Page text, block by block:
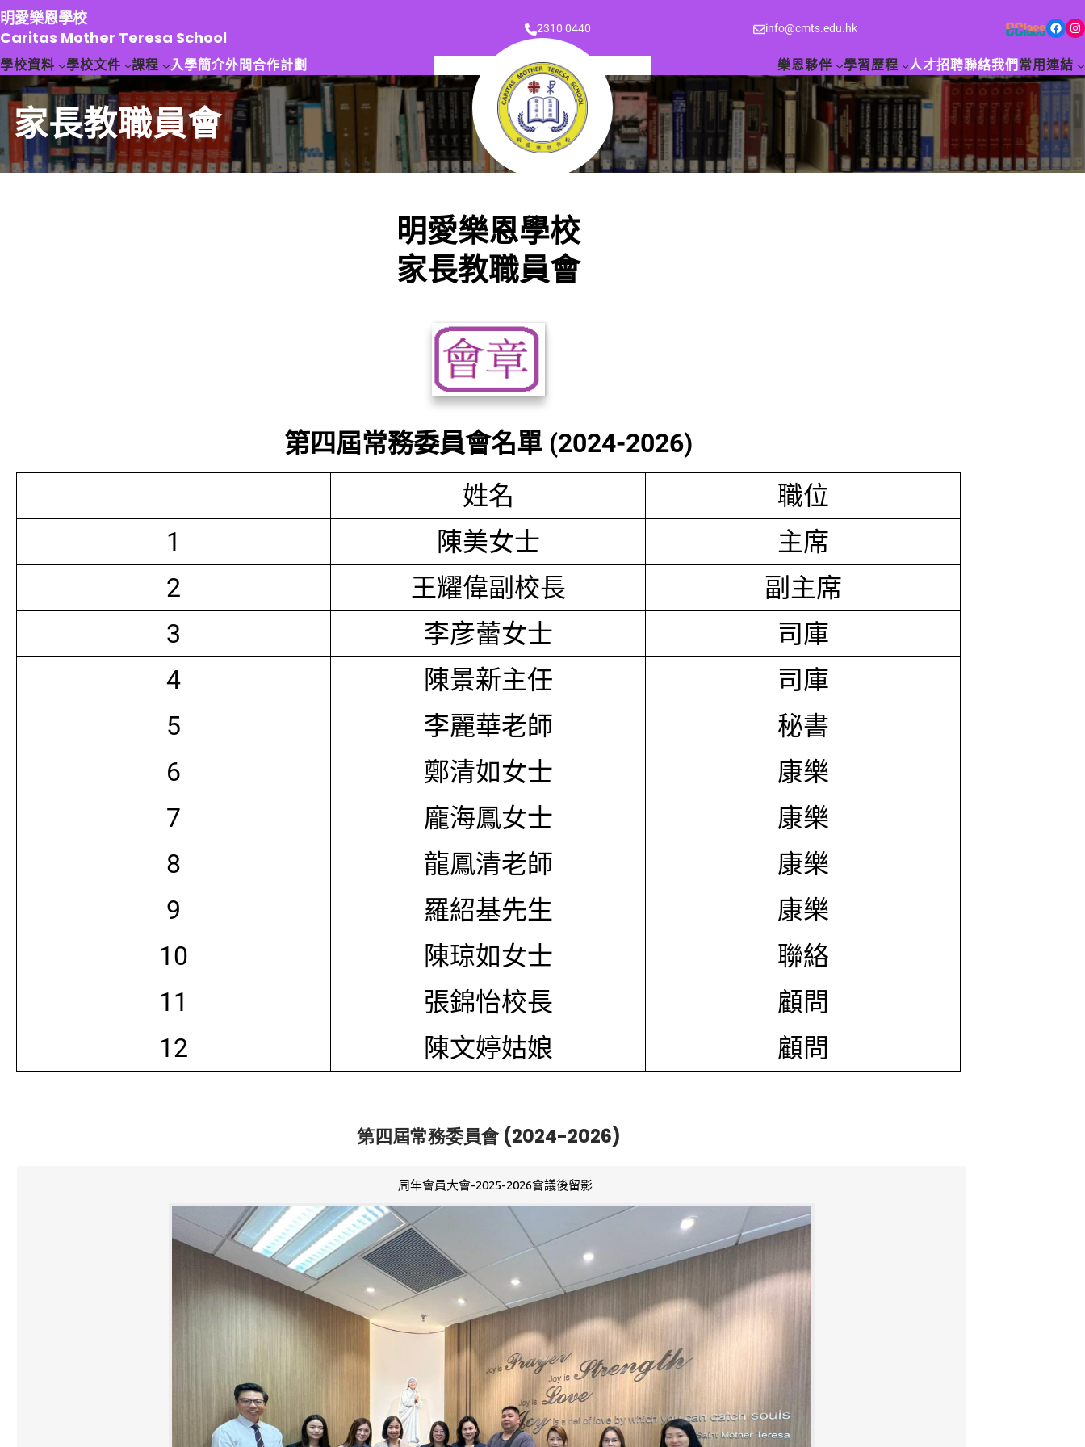
跳
至
主
要
容
明愛樂恩學校
Caritas Mother Teresa School
2310 0440 info@cmts.edu.hk Facebook Instagram
學校資料 學校文件 課程 入學簡介外間合作計劃 樂恩夥伴 學習歷程 人才招聘聯絡我們 常用連結
家長教職員會
明愛樂恩學校
家長教職員會
第四屆常務委員會名單 (2024-2026)
姓名
職位
1
陳美女士
主席
2
王耀偉副校長
副主席
3
李彦蕾女士
司庫
4
陳景新主任
司庫
5
李麗華老師
秘書
6
鄭清如女士
康樂
7
龐海鳳女士
康樂
8
龍鳳清老師
康樂
9
羅紹基先生
康樂
10
陳琼如女士
聯絡
11
張錦怡校長
顧問
12
陳文婷姑娘 顧問
第四屆常務委員會 (2024-2026)
周年會員大會-2025-2026會議後留影